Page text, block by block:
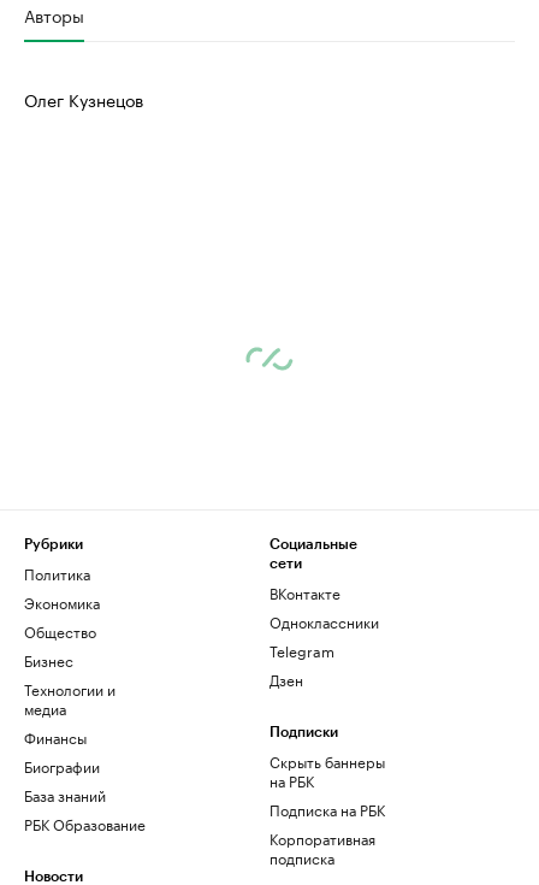
Авторы
Олег Кузнецов
Рубрики
Политика
Экономика
Общество
Бизнес
Технологии и
медиа
Финансы
Биографии
База знаний
РБК Образование
Новости
Социальные
сети
ВКонтакте
Одноклассники
Telegram
Дзен
Подписки
Скрыть баннеры
на РБК
Подписка на РБК
Корпоративная
подписка